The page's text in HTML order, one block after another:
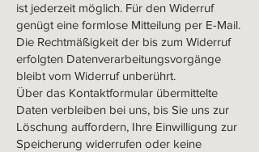
ist jederzeit möglich. Für den Widerruf
genügt eine formlose Mitteilung per E-Mail.
Die Rechtmäßigkeit der bis zum Widerruf
erfolgten Datenverarbeitungsvorgänge
bleibt vom Widerruf unberührt.
Über das Kontaktformular übermittelte
Daten verbleiben bei uns, bis Sie uns zur
Löschung auffordern, Ihre Einwilligung zur
Speicherung widerrufen oder keine